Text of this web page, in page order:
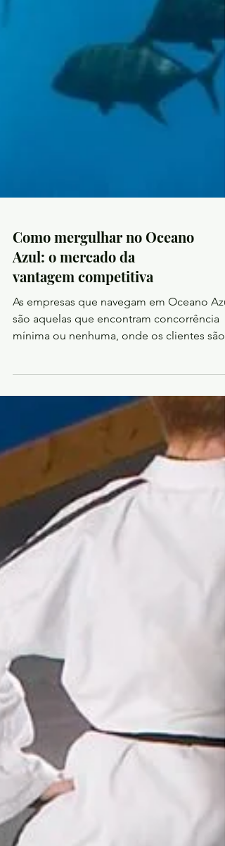
Como mergulhar no Oceano
Azul: o mercado da
As empresas que navegam em Oceano
são aquelas que encontram concorrência
mínima ou nenhuma, onde os clientes são
potenciais...